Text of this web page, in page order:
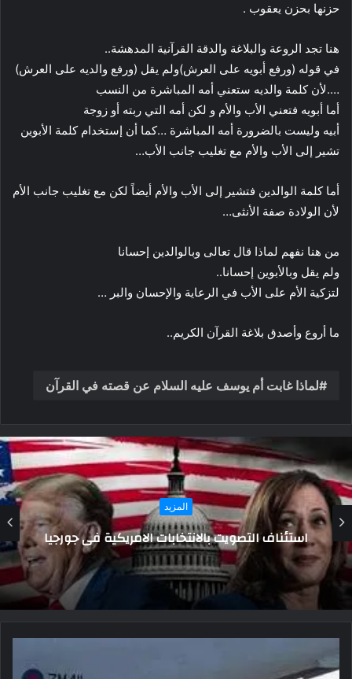
حزنها بحزن يعقوب .
هنا تجد الروعة والبلاغة والدقة القرآنية المدهشة..
في قوله (ورفع أبويه على العرش)ولم يقل (ورفع والديه على العرش)
….لأن كلمة والديه ستعني أمه المباشرة من النسب
أما أبويه فتعني الأب والأم و لكن أمه التي ربته أو زوجة
أبيه وليست بالضرورة أمه المباشرة …كما أن إستخدام كلمة الأبوين
تشير إلى الأب والأم مع تغليب جانب الأب…
أما كلمة الوالدين فتشير إلى الأب والأم أيضاً لكن مع تغليب جانب الأم
لأن الولادة صفة الأنثى…
من هنا نفهم لماذا قال تعالى وبالوالدين إحسانا
ولم يقل وبالأبوين إحسانا..
لتزكية الأم على الأب في الرعاية والإحسان والبر …
ما أروع وأصدق بلاغة القرآن الكريم..
لماذا غابت أم يوسف عليه السلام عن قصته في القرآن
المزيد
إيڤا كرم: أول مضيفة مصرية تحلق في سماء
المجد